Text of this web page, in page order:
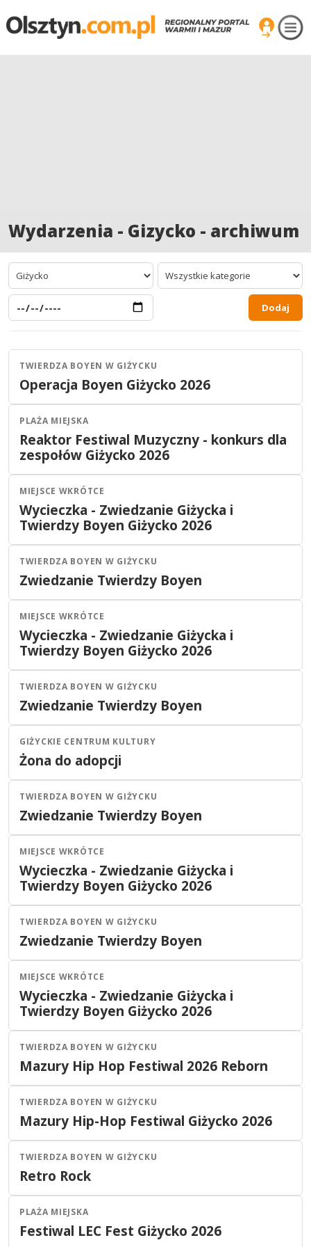
Wydarzenia - Gizycko - archiwum
Dodaj
Giżycko Dla dzieci
07 SIE
2026 godzina wkrótce
TWIERDZA BOYEN W GIŻYCKU
Operacja Boyen Giżycko 2026
Giżycko
07 SIE
2026 godzina wkrótce
PLAŻA MIEJSKA
Reaktor Festiwal Muzyczny - konkurs dla
zespołów Giżycko 2026
Giżycko Inne
04 SIE
2026 11:00
MIEJSCE WKRÓTCE
Wycieczka - Zwiedzanie Giżycka i
Twierdzy Boyen Giżycko 2026
Giżycko Dla dzieci
31 LIP
2026
TWIERDZA BOYEN W GIŻYCKU
Zwiedzanie Twierdzy Boyen
Giżycko Inne
30 LIP
2026 11:00
MIEJSCE WKRÓTCE
Wycieczka - Zwiedzanie Giżycka i
Twierdzy Boyen Giżycko 2026
Giżycko Dla dzieci
30 LIP
2026
TWIERDZA BOYEN W GIŻYCKU
Zwiedzanie Twierdzy Boyen
Giżycko Teatr
29 LIP
2026 20:00
GIŻYCKIE CENTRUM KULTURY
Żona do adopcji
Giżycko Dla dzieci
29 LIP
2026
TWIERDZA BOYEN W GIŻYCKU
Zwiedzanie Twierdzy Boyen
Giżycko Inne
28 LIP
2026 11:00
MIEJSCE WKRÓTCE
Wycieczka - Zwiedzanie Giżycka i
Twierdzy Boyen Giżycko 2026
Giżycko Dla dzieci
28 LIP
2026
TWIERDZA BOYEN W GIŻYCKU
Zwiedzanie Twierdzy Boyen
Giżycko Inne
23 LIP
2026 11:00
MIEJSCE WKRÓTCE
Wycieczka - Zwiedzanie Giżycka i
Twierdzy Boyen Giżycko 2026
Giżycko Festiwal
16 LIP
2026 19:00
TWIERDZA BOYEN W GIŻYCKU
Mazury Hip Hop Festiwal 2026 Reborn
Giżycko Koncert
16 LIP
2026 godzina wkrótce
TWIERDZA BOYEN W GIŻYCKU
Mazury Hip-Hop Festiwal Giżycko 2026
Giżycko Koncert
11 LIP
2026
TWIERDZA BOYEN W GIŻYCKU
Retro Rock
Giżycko
LIP
PLAŻA MIEJSKA
Festiwal LEC Fest Giżycko 2026